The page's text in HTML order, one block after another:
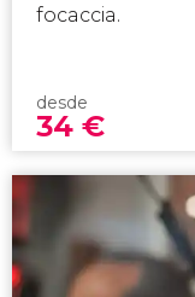
focaccia.
desde
34 €